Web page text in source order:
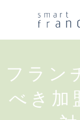
フラン
べき加